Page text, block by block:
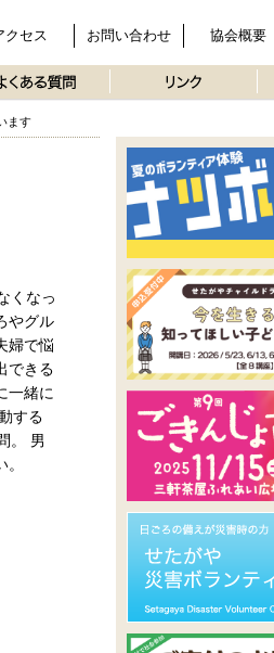
協会概要
お問い合わせ
クセス
ます
くなっ
やグル
婦で悩
できる
一緒に
する
。 男